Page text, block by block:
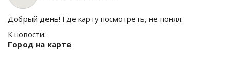
Добрый день! Где карту посмотреть, не понял.
К новости:
Город на карте